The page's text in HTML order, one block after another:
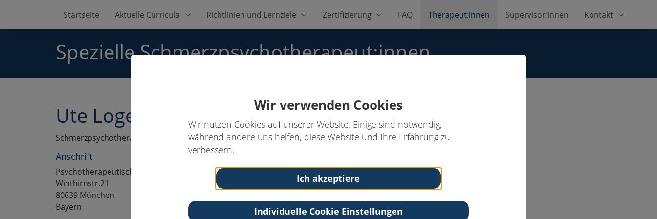
Wir verwenden Cookies
Wir nutzen Cookies auf unserer Website. Einige sind notwendig,
während andere uns helfen, diese Website und Ihre Erfahrung zu
verbessern.
Ich akzeptiere
Individuelle Cookie Einstellungen
Startseite Aktuelle Curricula Richtlinien und Lernziele Zertifizierung FAQ Therapeut:innen Supervisor:innen Kontakt
Spezielle Schmerzpsychotherapeut:innen
Ute Loges, Dipl.-Psych.
Schmerzpsychotherapeut:in
Anschrift
Psychotherapeutische Praxis
Winthirnstr.21
80639 München
Bayern
Tel: 089/13010094
ute.loges@gmx.de